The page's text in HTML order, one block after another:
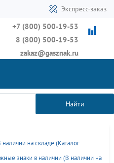
Экспресс-заказ
+7 (800) 500-19-53
8 (800) 500-19-53
zakaz@gasznak.ru
Найти
наличии на складе (Каталог
знаки в наличии (В наличии на